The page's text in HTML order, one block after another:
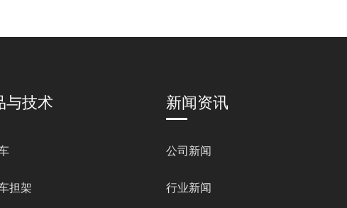
与技术
担架
新闻资讯
公司新闻
行业新闻